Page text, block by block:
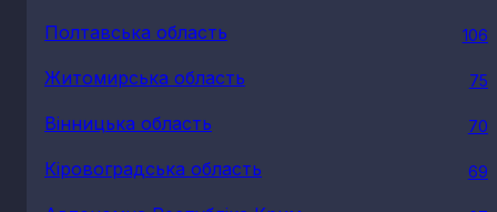
Полтавська область 106
Житомирська область 75
Вінницька область 70
Кіровоградська область 69